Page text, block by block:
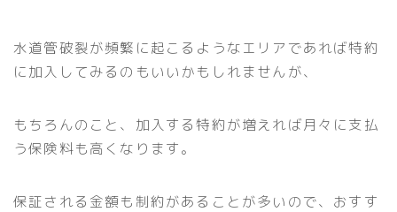
水道管破裂が頻繁に起こるようなエリアであれば特約
に加入してみるのもいいかもしれませんが、
もちろんのこと、加入する特約が増えれば月々に支払
う保険料も高くなります。
保証される金額も制約があることが多いので、おすす